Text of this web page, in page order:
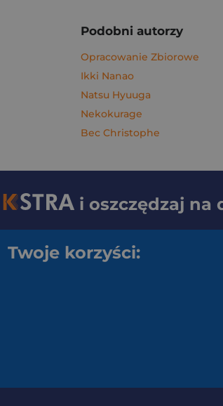
Podobni autorzy
Opracowanie Zbiorowe
Ikki Nanao
Natsu Hyuuga
Nekokurage
Bec Christophe
i oszczędzaj na
Twoje korzyści: